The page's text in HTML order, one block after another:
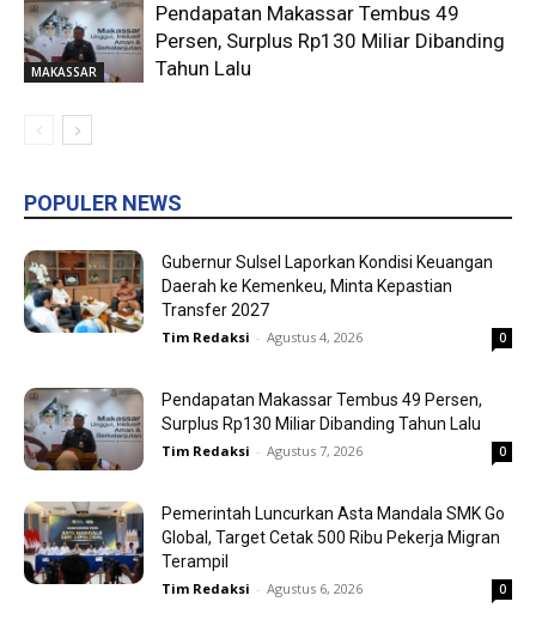
MAKASSAR
Pendapatan Makassar Tembus 49
Persen, Surplus Rp130 Miliar Dibanding
Tahun Lalu
POPULER NEWS
Gubernur Sulsel Laporkan Kondisi Keuangan
Daerah ke Kemenkeu, Minta Kepastian
Transfer 2027
Tim Redaksi - Agustus 4, 2026 0
Pendapatan Makassar Tembus 49 Persen,
Surplus Rp130 Miliar Dibanding Tahun Lalu
Tim Redaksi - Agustus 7, 2026 0
Pemerintah Luncurkan Asta Mandala SMK Go
Global, Target Cetak 500 Ribu Pekerja Migran
Terampil
Tim Redaksi - Agustus 6, 2026 0